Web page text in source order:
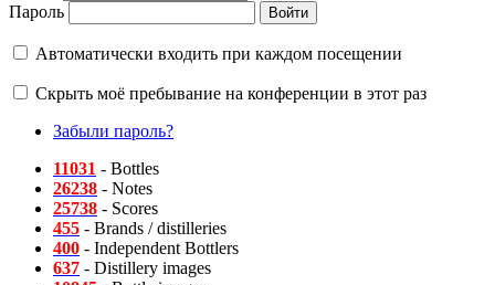
Пароль
Автоматически входить при каждом посещении
Скрыть моё пребывание на конференции в этот раз
Забыли пароль?
11031 - Bottles
26238 - Notes
25738 - Scores
455 - Brands / distilleries
400 - Independent Bottlers
637 - Distillery images